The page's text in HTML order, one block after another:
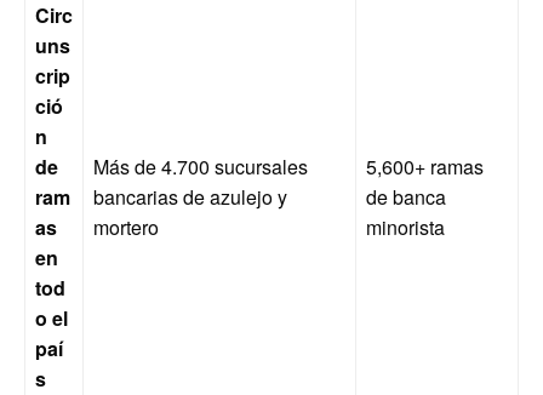
Circ
uns
crip
ció
n
de
ram
as
en
tod
o el
paí
s
Más de 4.700 sucursales
bancarias de azulejo y
mortero
5,600+ ramas
de banca
minorista